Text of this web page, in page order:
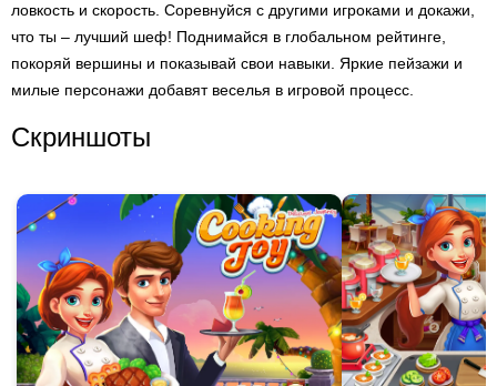
ловкость и скорость. Соревнуйся с другими игроками и докажи,
что ты – лучший шеф! Поднимайся в глобальном рейтинге,
покоряй вершины и показывай свои навыки. Яркие пейзажи и
милые персонажи добавят веселья в игровой процесс.
Скриншоты